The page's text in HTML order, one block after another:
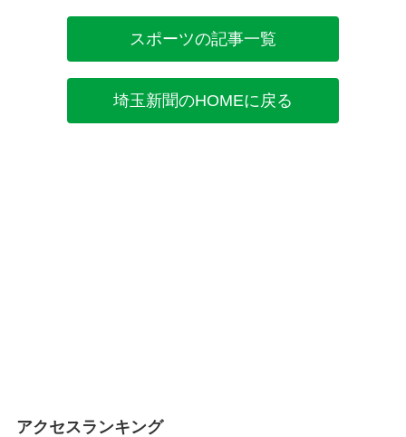
スポーツの記事一覧
埼玉新聞のHOMEに戻る
アクセスランキング